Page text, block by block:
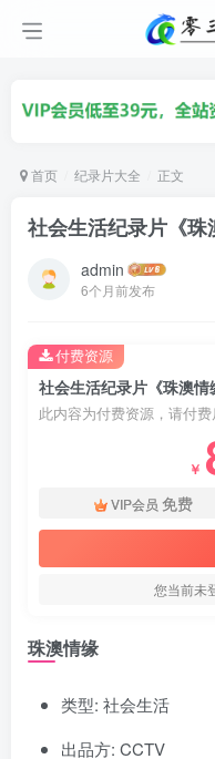
首页 纪录片大全 正文
社会生活纪录片《珠
admin
6个月前发布
社会生活纪录片《珠澳情
此内容为付费资源，请付
￥
VIP会员 免费
您当前未
付费资源
珠澳情缘
类型: 社会生活
出品方: CCTV